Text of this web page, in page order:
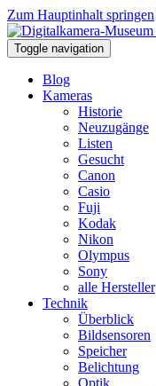
Zum Hauptinhalt springen
Toggle navigation
Blog
Kameras
Historie
Neuzugänge
Listen
Gesucht
Canon
Casio
Fuji
Kodak
Nikon
Olympus
Sony
alle Hersteller
Technik
Überblick
Bildsensoren
Speicher
Belichtung
Optik